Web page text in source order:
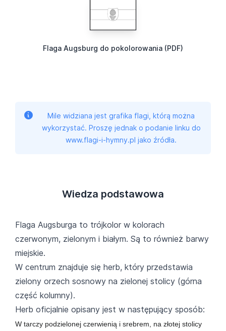
Flaga Augsburg do pokolorowania (PDF)
Mile widziana jest grafika flagi, którą można
wykorzystać. Proszę jednak o podanie linku do
www.flagi-i-hymny.pl jako źródła.
Wiedza podstawowa
Flaga Augsburga to trójkolor w kolorach
czerwonym, zielonym i białym. Są to również barwy
miejskie.
W centrum znajduje się herb, który przedstawia
zielony orzech sosnowy na zielonej stolicy (górna
część kolumny).
Herb oficjalnie opisany jest w następujący sposób:
W tarczy podzielonej czerwienią i srebrem, na złotej stolicy